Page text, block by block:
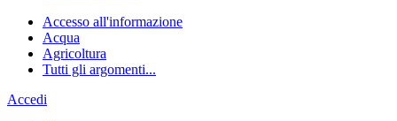
Accesso all'informazione
Acqua
Agricoltura
Tutti gli argomenti...
Accedi